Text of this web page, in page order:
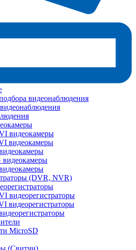
видеонаблюдения
видеокамеры
видеокамеры
видеокамеры
(DVR, NVR)
видеорегистраторы
видеорегистраторы
MicroSD